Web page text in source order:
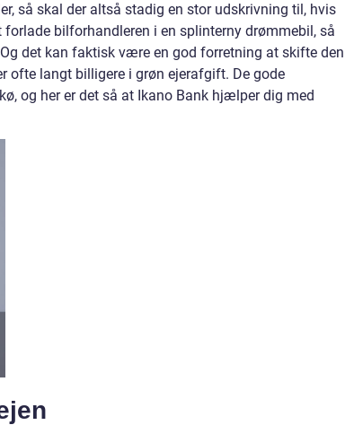
så skal der altså stadig en stor udskrivning til, hvis
bilforhandleren i en splinterny drømmebil, så
det kan faktisk være en god forretning at skifte den
ofte langt billigere i grøn ejerafgift. De gode
og her er det så at Ikano Bank hjælper dig med